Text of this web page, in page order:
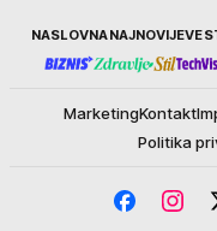
KurirNASLOVNANAJNOVIJE
MarketingKontakt
Politika